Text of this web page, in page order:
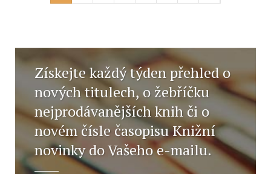
Získejte každý týden přehled o
nových titulech, o žebříčku
nejprodávanějších knih či o
novém čísle časopisu Knižní
novinky do Vašeho e-mailu.